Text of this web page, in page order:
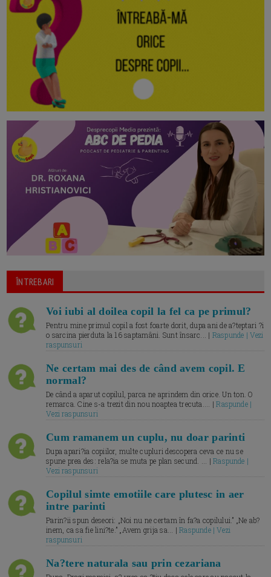
ÎNTREBARI
Voi iubi al doilea copil la fel ca pe primul?
Pentru mine primul copil a fost foarte dorit, dupa ani de a?teptari ?i
o sarcina pierduta la 16 saptamâni. Sunt însarc... | Raspunde | Vezi
raspunsuri
Ne certam mai des de când avem copil. E
normal?
De când a aparut copilul, parca ne aprindem din orice. Un ton. O
remarca. Cine s-a trezit din nou noaptea trecuta.... |Raspunde |
Vezi raspunsuri
Cum ramanem un cuplu, nu doar parinti
Dupa apari?ia copiilor, multe cupluri descopera ceva ce nu se
spune prea des: rela?ia se muta pe plan secund. ... |Raspunde |
Vezi raspunsuri
Copilul simte emotiile care plutesc in aer
intre parinti
Parin?ii spun deseori: „Noi nu ne certam în fa?a copilului.” „Ne ab?
inem, ca sa fie lini?te.” „Avem grija sa... |Raspunde | Vezi
raspunsuri
Na?tere naturala sau prin cezariana